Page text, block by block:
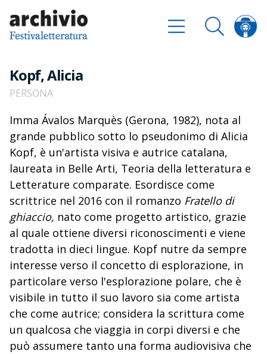
Kopf, Alicia
PERSONA
Imma Ávalos Marquès (Gerona, 1982), nota al
grande pubblico sotto lo pseudonimo di Alicia
Kopf, è un'artista visiva e autrice catalana,
laureata in Belle Arti, Teoria della letteratura e
Letterature comparate. Esordisce come
scrittrice nel 2016 con il romanzo Fratello di
ghiaccio, nato come progetto artistico, grazie
al quale ottiene diversi riconoscimenti e viene
tradotta in dieci lingue. Kopf nutre da sempre
interesse verso il concetto di esplorazione, in
particolare verso l'esplorazione polare, che è
visibile in tutto il suo lavoro sia come artista
che come autrice; considera la scrittura come
un qualcosa che viaggia in corpi diversi e che
può assumere tanto una forma audiovisiva che